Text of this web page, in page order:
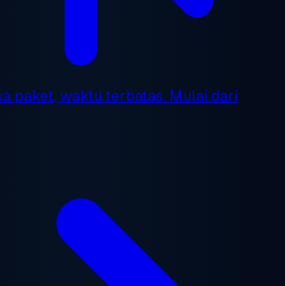
paket, waktu terbatas. Mulai dari